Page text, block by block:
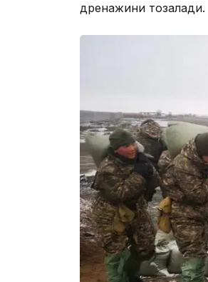
дренажини тозалади.